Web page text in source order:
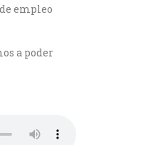
empleo
a poder